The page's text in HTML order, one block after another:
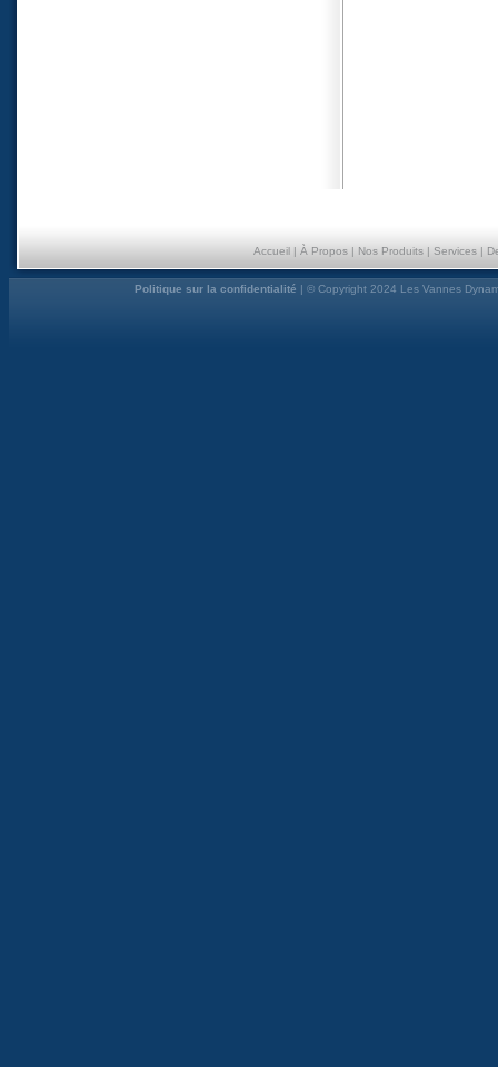
Accueil |À Propos |Nos Produits |Services |
Politique sur la confidentialité | © Copyright 2024 Les Vannes